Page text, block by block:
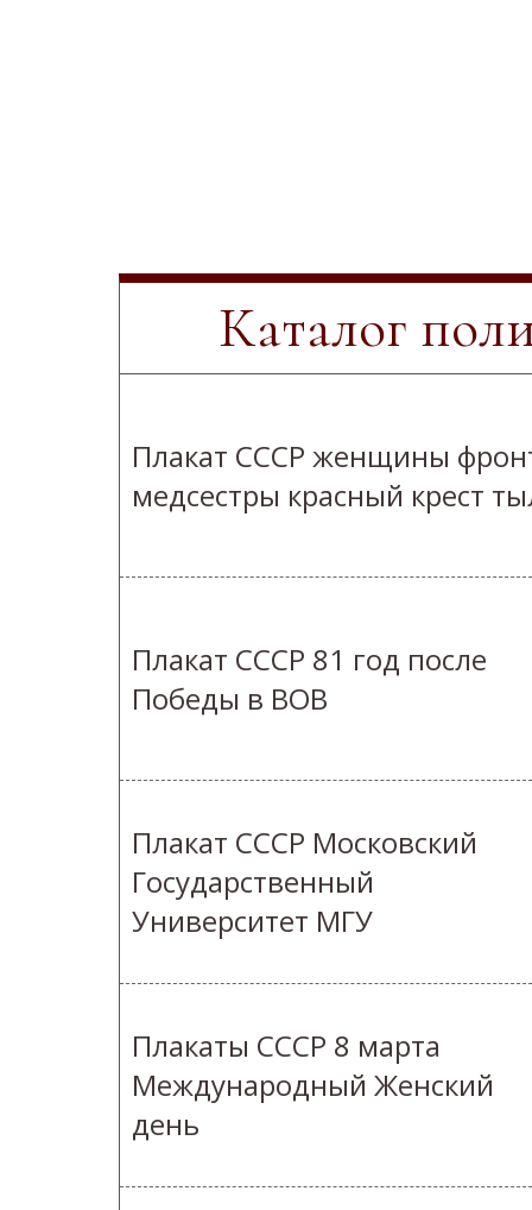
Каталог
Плакат СССР женщины
медсестры красный крест
Плакат СССР 81 год после
Победы в ВОВ
Плакат СССР Московский
Государственный
Университет МГУ
Плакаты СССР 8 марта
Международный Женский
день